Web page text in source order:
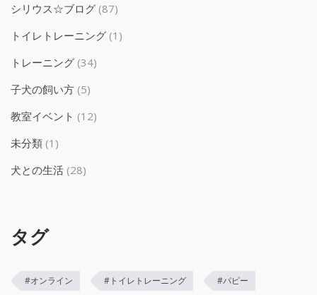
シリウス☆ブログ (87)
トイレトレーニング (1)
トレーニング (34)
子犬の飼い方 (5)
教室イベント (12)
未分類 (1)
犬との生活 (28)
タグ
#オンライン #トイレトレーニング #パピー